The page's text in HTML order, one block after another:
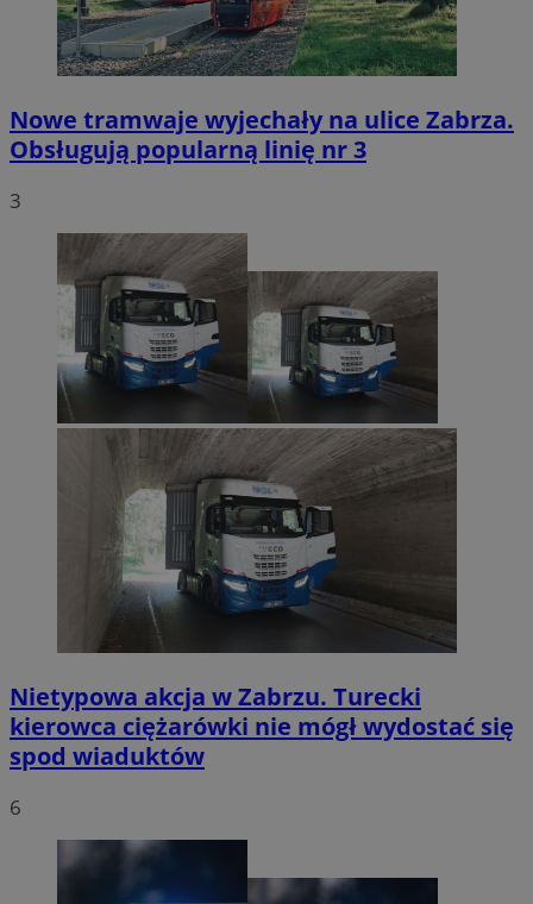
Nowe tramwaje wyjechały na ulice Zabrza.
Obsługują popularną linię nr 3
3
Nietypowa akcja w Zabrzu. Turecki
kierowca ciężarówki nie mógł wydostać się
spod wiaduktów
6